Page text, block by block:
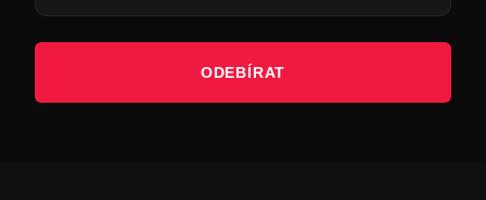
ODEBÍRAT